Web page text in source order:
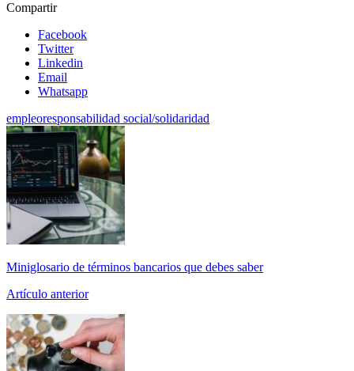
Compartir
Facebook
Twitter
Linkedin
Email
Whatsapp
empleoresponsabilidad social/solidaridad
Miniglosario de términos bancarios que debes saber
Artículo anterior